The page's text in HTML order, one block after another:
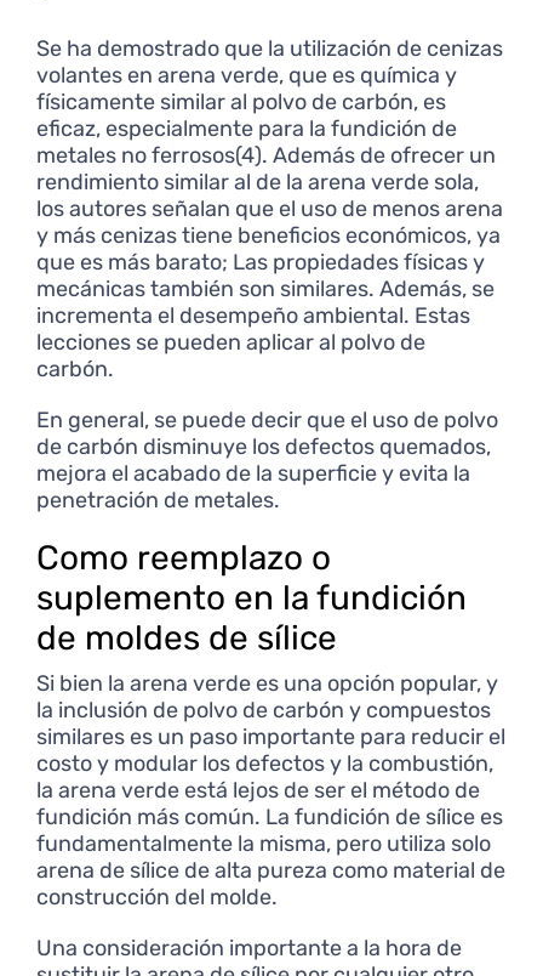
Se ha demostrado que la utilización de cenizas
volantes en arena verde, que es química y
físicamente similar al polvo de carbón, es
eficaz, especialmente para la fundición de
metales no ferrosos(4). Además de ofrecer un
rendimiento similar al de la arena verde sola,
los autores señalan que el uso de menos arena
y más cenizas tiene beneficios económicos, ya
que es más barato; Las propiedades físicas y
mecánicas también son similares. Además, se
incrementa el desempeño ambiental. Estas
lecciones se pueden aplicar al polvo de
carbón.
En general, se puede decir que el uso de polvo
de carbón disminuye los defectos quemados,
mejora el acabado de la superficie y evita la
penetración de metales.
Como reemplazo o
suplemento en la fundición
de moldes de sílice
Si bien la arena verde es una opción popular, y
la inclusión de polvo de carbón y compuestos
similares es un paso importante para reducir el
costo y modular los defectos y la combustión,
la arena verde está lejos de ser el método de
fundición más común. La fundición de sílice es
fundamentalmente la misma, pero utiliza solo
arena de sílice de alta pureza como material de
construcción del molde.
Una consideración importante a la hora de